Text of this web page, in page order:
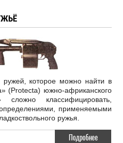
которое можно найти в
(Protecta) южно-африканского
сложно классифицировать,
применяемыми
ружья.
Подробнее